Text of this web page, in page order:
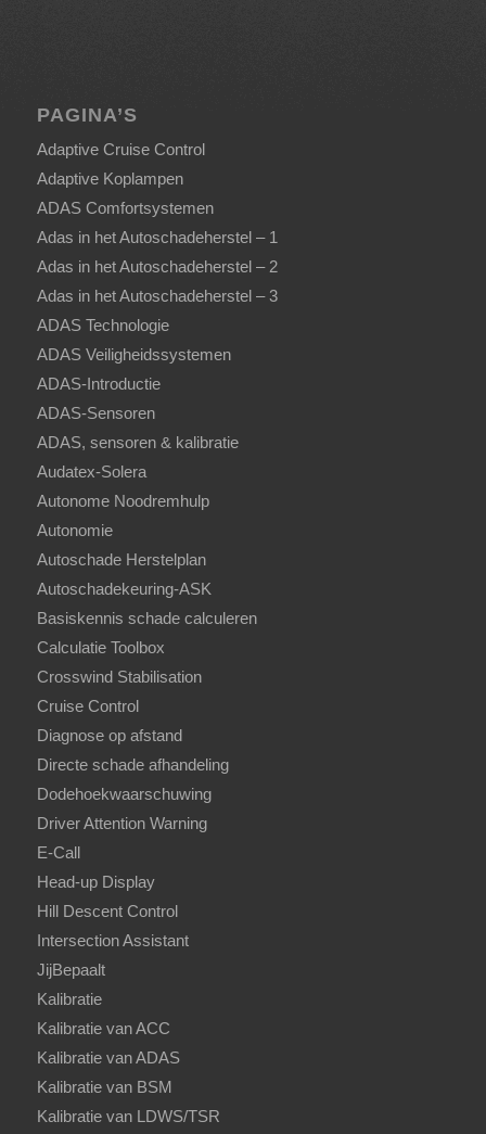
PAGINA’S
Adaptive Cruise Control
Adaptive Koplampen
ADAS Comfortsystemen
Adas in het Autoschadeherstel – 1
Adas in het Autoschadeherstel – 2
Adas in het Autoschadeherstel – 3
ADAS Technologie
ADAS Veiligheidssystemen
ADAS-Introductie
ADAS-Sensoren
ADAS, sensoren & kalibratie
Audatex-Solera
Autonome Noodremhulp
Autonomie
Autoschade Herstelplan
Autoschadekeuring-ASK
Basiskennis schade calculeren
Calculatie Toolbox
Crosswind Stabilisation
Cruise Control
Diagnose op afstand
Directe schade afhandeling
Dodehoekwaarschuwing
Driver Attention Warning
E-Call
Head-up Display
Hill Descent Control
Intersection Assistant
JijBepaalt
Kalibratie
Kalibratie van ACC
Kalibratie van ADAS
Kalibratie van BSM
Kalibratie van LDWS/TSR